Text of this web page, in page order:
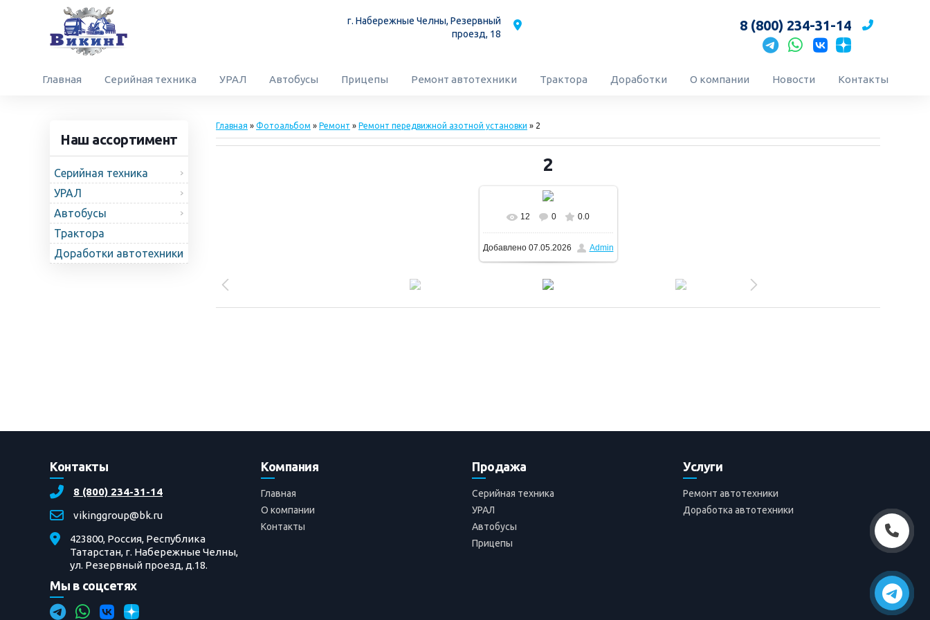
г. Набережные Челны, Резервный
проезд, 18
8 (800) 234-31-14
Главная Серийная техника УРАЛ Автобусы Прицепы Ремонт автотехники Трактора Доработки О компании Новости Контакты
Наш ассортимент
Серийная техника
УРАЛ
Автобусы
Трактора
Доработки автотехники
Главная » Фотоальбом » Ремонт » Ремонт передвижной азотной установки » 2
2
12 0 0.0
Добавлено07.05.2026 Admin
Контакты
8 (800) 234-31-14
vikinggroup@bk.ru
423800, Россия, Республика
Татарстан, г. Набережные Челны,
ул. Резервный проезд, д.18.
Мы в соцсетях
Компания
Главная
О компании
Контакты
Продажа
Серийная техника
УРАЛ
Автобусы
Прицепы
Услуги
Ремонт автотехники
Доработка автотехники